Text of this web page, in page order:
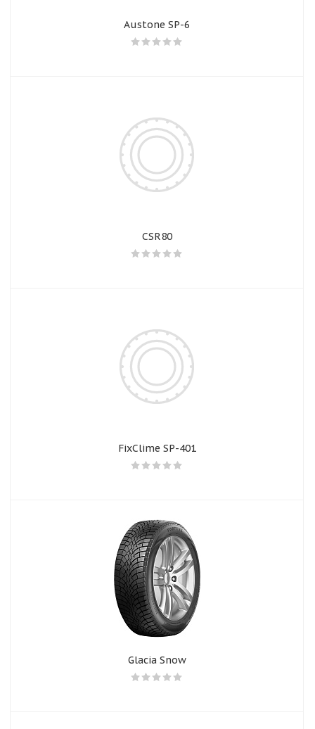
Austone SP-6
CSR80
FixClime SP-401
Glacia Snow